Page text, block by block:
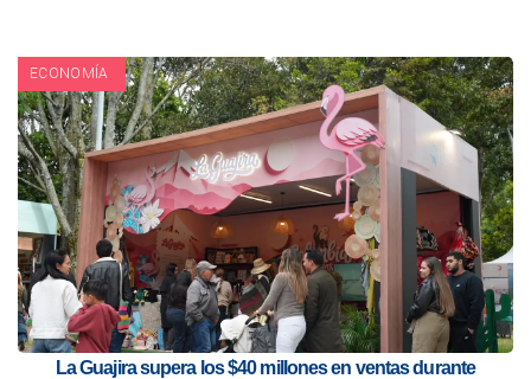
ECONOMÍA
La Guajira supera los $40 millones en ventas durante